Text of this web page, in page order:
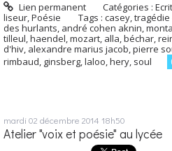
Lien permanent Catégories :
liseur,Poésie Tags : casey,
des hurlants, andré cohen aknin,
tilleul,haendel,mozart, alla,béchar,
d'hiv, alexandre marius jacob,pierre
rimbaud, ginsberg,laloo,hery, soul
mardi 02 décembre 2014 18h50
Atelier "voix et poésie" au lycée